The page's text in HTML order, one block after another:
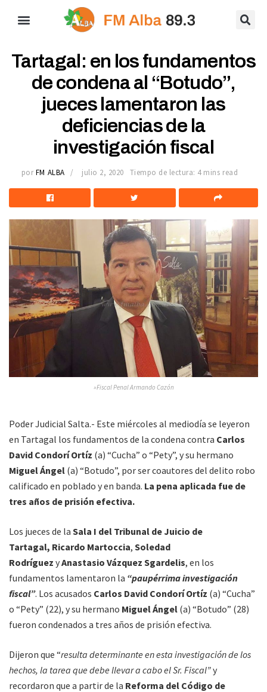
Tartagal: en los fundamentos
de condena al “Botudo”,
jueces lamentaron las
deficiencias de la
investigación fiscal
por FM ALBA julio 2, 2020 Tiempo de lectura: 4 mins read
»Fiscal Penal Armando Cazón
Poder Judicial Salta.- Este miércoles al mediodía se leyeron
en Tartagal los fundamentos de la condena contra Carlos
David Condorí Ortíz (a) “Cucha” o “Pety”, y su hermano
Miguel Ángel (a) “Botudo”, por ser coautores del delito robo
calificado en poblado y en banda. La pena aplicada fue de
tres años de prisión efectiva.
Los jueces de la Sala I del Tribunal de Juicio de
Tartagal, Ricardo Martoccia, Soledad
Rodríguez yAnastasio Vázquez Sgardelis, en los
fundamentos lamentaron la “paupérrima investigación
fiscal”. Los acusados Carlos David Condorí Ortíz (a) “Cucha”
o “Pety” (22), y su hermano Miguel Ángel (a) “Botudo” (28)
fueron condenados a tres años de prisión efectiva.
Dijeron que “resulta determinante en esta investigación de los
hechos, la tarea que debe llevar a cabo el Sr. Fiscal”y
recordaron que a partir de la Reforma del Código de